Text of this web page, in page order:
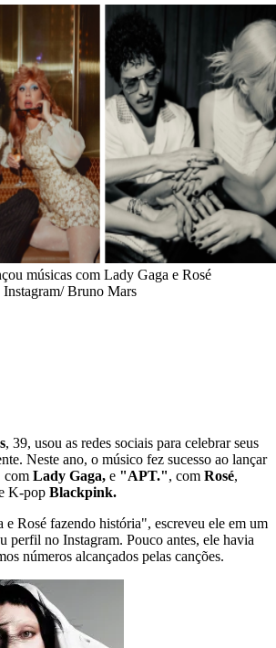
músicas com Lady Gaga e Rosé
Instagram/ Bruno Mars
, 39, usou as redes sociais para celebrar seus
Neste ano, o músico fez sucesso ao lançar
com Lady Gaga, e "APT.", com Rosé,
K-pop Blackpink.
e Rosé fazendo história", escreveu ele em um
perfil no Instagram. Pouco antes, ele havia
números alcançados pelas canções.